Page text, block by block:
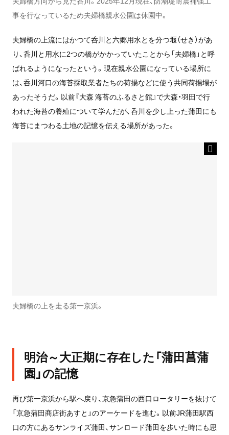
事を行なっているため夫婦橋親水公園は休園中。
夫婦橋の上流にはかつて呑川と六郷用水とを分つ堰（せき）があ
り、呑川と用水に2つの橋がかかっていたことから「夫婦橋」と呼
ばれるようになったという。現在親水公園になっている場所に
は、呑川河口の海苔採取業者たちの荷揚などに使う共同荷揚場が
あったそうだ。以前『大森 海苔のふるさと館』で大森・羽田で行
われた海苔の養殖について学んだが、 呑川を少し上った蒲田にも
海苔にまつわる土地の記憶を伝える場所があった。
夫婦橋の上を走る第一京浜。
明治～大正期に存在した「蒲田菖蒲
園」の記憶
再び第一京浜から駅へ戻り、京急蒲田の西口ロータリーを抜けて
「京急蒲田商店街あすと」のアーケードを進む。以前JR蒲田駅西
口の方にあるサンライズ蒲田、サンロード蒲田を歩いた時にも思